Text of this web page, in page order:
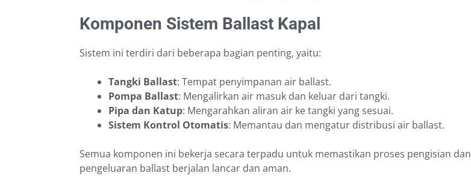
Komponen Sistem Ballast Kapal
Sistem ini terdiri dari beberapa bagian penting, yaitu:
Tangki Ballast: Tempat penyimpanan air ballast.
Pompa Ballast: Mengalirkan air masuk dan keluar dari tangki.
Pipa dan Katup: Mengarahkan aliran air ke tangki yang sesuai.
Sistem Kontrol Otomatis: Memantau dan mengatur distribusi air ballast.
Semua komponen ini bekerja secara terpadu untuk memastikan proses pengisian dan
pengeluaran ballast berjalan lancar dan aman.